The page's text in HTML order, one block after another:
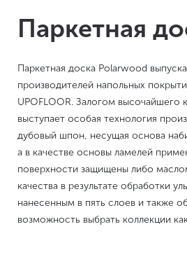
Паркетная
Паркетная доска Polarwood
производителей напольных
UPOFLOOR. Залогом высочайшего
выступает особая технология
дубовый шпон, несущая основа
а в качестве основы ламелей
поверхности защищены либо
качества в результате обработки
нанесенным в пять слоев и также
возможность выбрать коллекции